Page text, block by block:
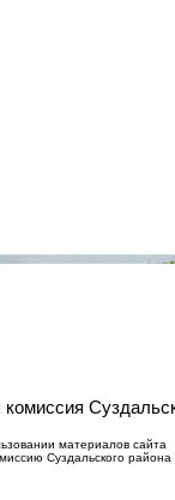
материалов сайта
Суздальского района